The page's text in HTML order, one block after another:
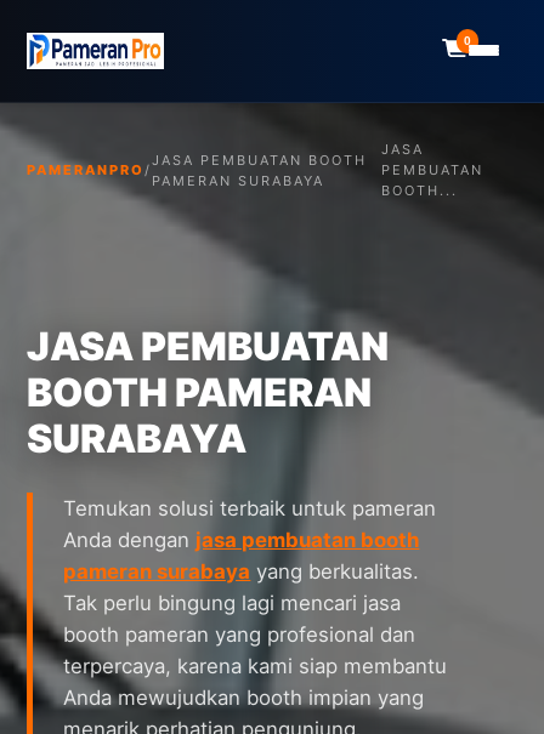
0
PAMERANPRO/
JASA PEMBUATAN BOOTH
PAMERAN SURABAYA
JASA
PEMBUATAN
BOOTH...
JASA PEMBUATAN
BOOTH PAMERAN
SURABAYA
Temukan solusi terbaik untuk pameran
Anda dengan jasa pembuatan booth
pameran surabaya yang berkualitas.
Tak perlu bingung lagi mencari jasa
booth pameran yang profesional dan
terpercaya, karena kami siap membantu
Anda mewujudkan booth impian yang